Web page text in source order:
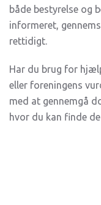
både bestyrelse og
informeret,
rettidigt.
Har du brug for
eller foreningens
med at gennemgå
hvor du kan finde